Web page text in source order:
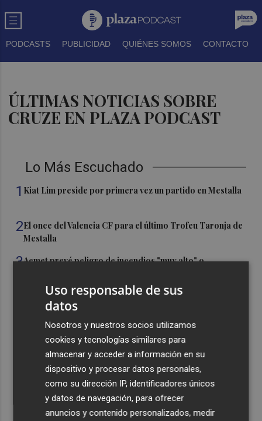
PODCASTS PUBLICIDAD QUIÉNES SOMOS CONTACTO
ÚLTIMAS NOTICIAS SOBRE
CRUZE EN PLAZA PODCAST
Lo Más Escuchado
1 Kiat Lim preside por primera vez un partido en Mestalla
2El once del Valencia CF para el último Trofeu Taronja de
Mestalla
3Aemet prevé peligro de incendios "muy alto" o
el día del eclipse
Company: “Estamos comenzando a ver el equipo que
queremos ver en la Liga”
Ocho helicópteros, un avión y más de 100 brigadas se
movilizan en Moratalla por un incendio forestal
Uso responsable de sus
datos
Nosotros y nuestros socios utilizamos
cookies y tecnologías similares para
almacenar y acceder a información en su
dispositivo y procesar datos personales,
como su dirección IP, identificadores únicos
y datos de navegación, para ofrecer
anuncios y contenido personalizados, medir